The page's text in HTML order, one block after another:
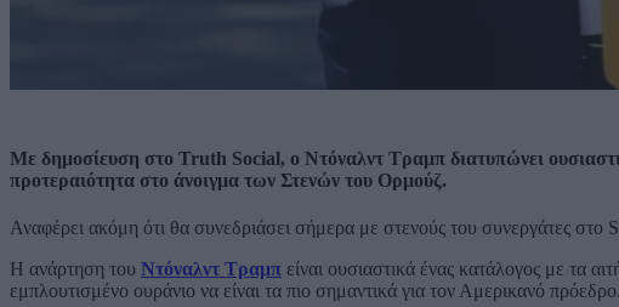
Με δημοσίευση στο Truth Social, ο Ντόναλντ Τραμπ διατυπώνει
προτεραιότητα στο άνοιγμα των Στενών του Ορμούζ.
Αναφέρει ακόμη ότι θα συνεδριάσει σήμερα με στενούς του συνεργάτες στο
Η ανάρτηση του Ντόναλντ Τραμπ είναι ουσιαστικά ένας κατάλογος με τα
εμπλουτισμένο ουράνιο να είναι τα πιο σημαντικά για τον Αμερικανό πρόεδρο.